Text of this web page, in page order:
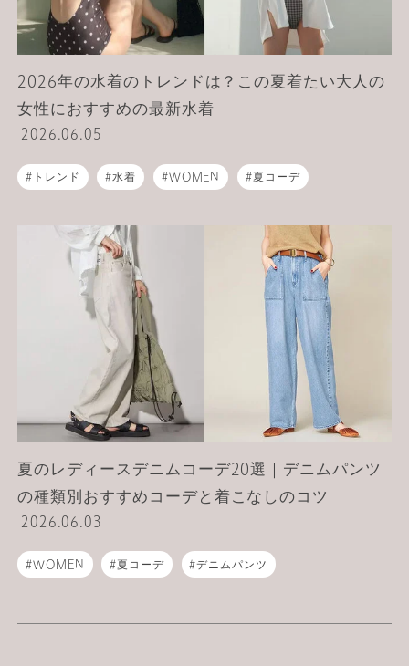
2026年の水着のトレンドは？この夏着たい大人の
女性におすすめの最新水着
2026.06.05
トレンド 水着 WOMEN 夏コーデ
夏のレディースデニムコーデ20選｜デニムパンツ
の種類別おすすめコーデと着こなしのコツ
2026.06.03
WOMEN 夏コーデ デニムパンツ